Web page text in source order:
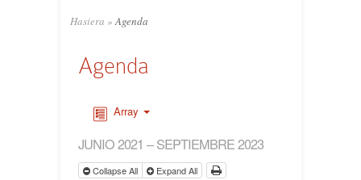
Hasiera » Agenda
Agenda
Array
JUNIO 2021 – SEPTIEMBRE 2023
Collapse All Expand All